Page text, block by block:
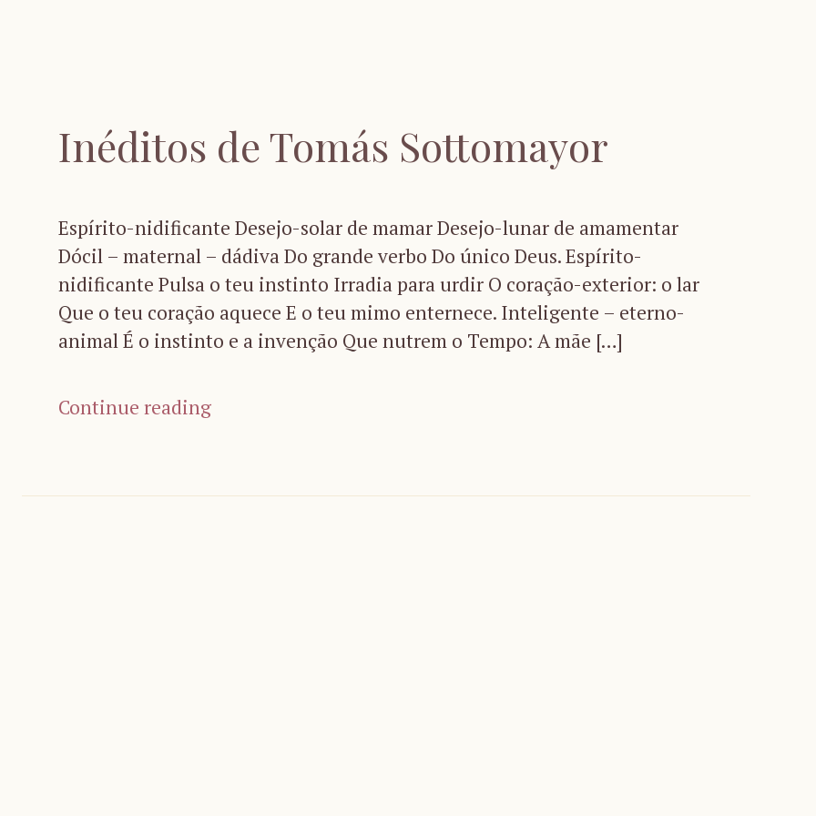
Inéditos de Tomás Sottomayor
Espírito-nidificante Desejo-solar de mamar Desejo-lunar de amamentar
Dócil – maternal – dádiva Do grande verbo Do único Deus. Espírito-
nidificante Pulsa o teu instinto Irradia para urdir O coração-exterior: o lar
Que o teu coração aquece E o teu mimo enternece. Inteligente – eterno-
animal É o instinto e a invenção Que nutrem o Tempo: A mãe […]
Continue reading